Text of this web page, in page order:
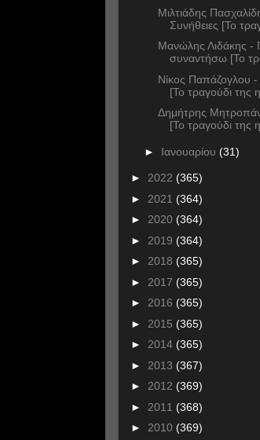
Μιλτιάδης
Συνήθειες [Το
Μανώλης Λιδάκης -
συναντήσω [Το
Νίκος Παπάζογλου
[Το τραγούδι της
Δημήτρης
[Το τραγούδι της
► Ιανουαρίου (31)
► 2022 (365)
► 2021 (364)
► 2020 (364)
► 2019 (364)
► 2018 (365)
► 2017 (365)
► 2016 (365)
► 2015 (365)
► 2014 (365)
► 2013 (367)
► 2012 (369)
► 2011 (368)
► 2010 (369)